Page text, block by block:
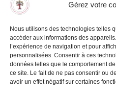
Gérez votre
Nous utilisons des technologies telles
accéder aux informations des
l’expérience de navigation et pour
personnalisées. Consentir à ces
données telles que le comportement
ce site. Le fait de ne pas consentir ou
avoir un effet négatif sur certaines